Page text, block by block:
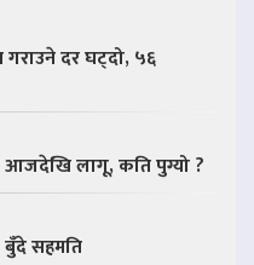
गराउने दर घट्दो, ५६
आजदेखि लागू, कति पुग्यो ?
बुँदे सहमति